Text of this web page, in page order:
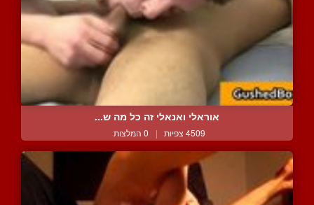
אוראלי ואנאלי זה כל מה ש...
4509 צפיות | 0 המלצות